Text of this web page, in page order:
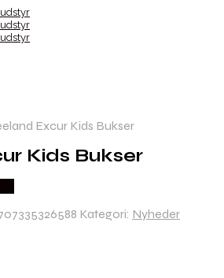
Excur Kids Bukser
Kids Bukser
Kategori: Nyheder